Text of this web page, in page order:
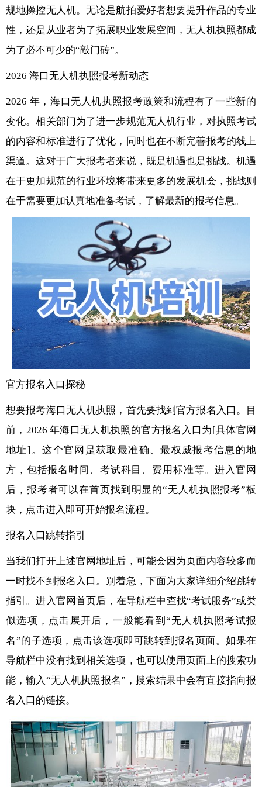
规地操控无人机。无论是航拍爱好者想要提升作品的专业
性，还是从业者为了拓展职业发展空间，无人机执照都成
为了必不可少的“敲门砖”。
2026 海口无人机执照报考新动态
2026 年，海口无人机执照报考政策和流程有了一些新的
变化。相关部门为了进一步规范无人机行业，对执照考试
的内容和标准进行了优化，同时也在不断完善报考的线上
渠道。这对于广大报考者来说，既是机遇也是挑战。机遇
在于更加规范的行业环境将带来更多的发展机会，挑战则
在于需要更加认真地准备考试，了解最新的报考信息。
官方报名入口探秘
想要报考海口无人机执照，首先要找到官方报名入口。目
前，2026 年海口无人机执照的官方报名入口为[具体官网
地址]。这个官网是获取最准确、最权威报考信息的地
方，包括报名时间、考试科目、费用标准等。进入官网
后，报考者可以在首页找到明显的“无人机执照报考”板
块，点击进入即可开始报名流程。
报名入口跳转指引
当我们打开上述官网地址后，可能会因为页面内容较多而
一时找不到报名入口。别着急，下面为大家详细介绍跳转
指引。进入官网首页后，在导航栏中查找“考试服务”或类
似选项，点击展开后，一般能看到“无人机执照考试报
名”的子选项，点击该选项即可跳转到报名页面。如果在
导航栏中没有找到相关选项，也可以使用页面上的搜索功
能，输入“无人机执照报名”，搜索结果中会有直接指向报
名入口的链接。